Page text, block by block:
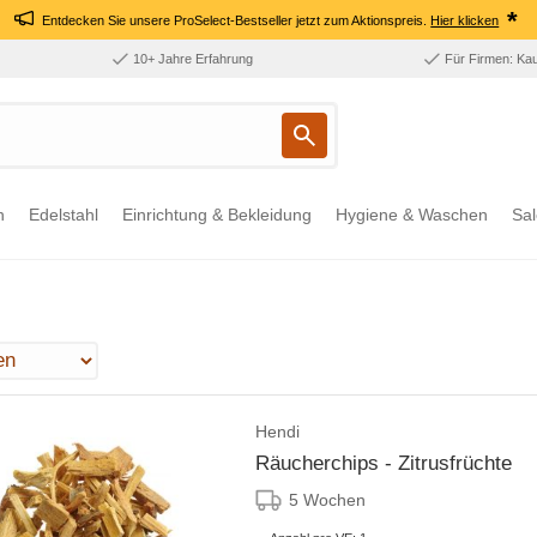
Entdecken Sie unsere ProSelect-Bestseller jetzt zum Aktionspreis.Hier klicken *
10+ Jahre Erfahrung Für Firmen:
Edelstahl Einrichtung & Bekleidung Hygiene & Waschen
Hendi
Räucherchips - Zitrusfrüchte
5 Wochen